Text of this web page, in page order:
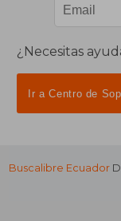
¿Necesitas
Ir a Centro de
Buscalibre Ecuador